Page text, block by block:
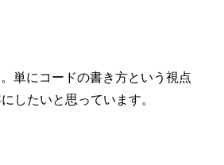
単にコードの書き方という視点
したいと思っています。